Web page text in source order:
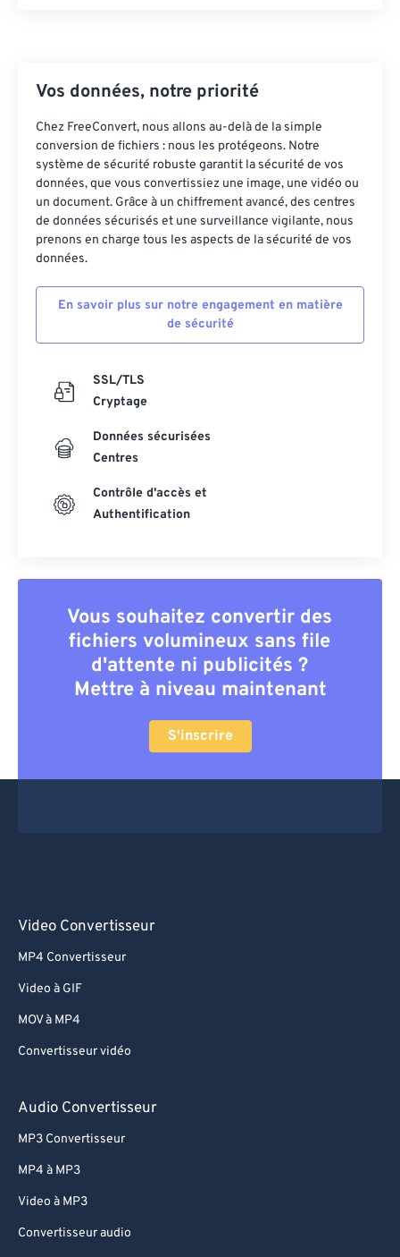
Vos données, notre priorité
Chez FreeConvert, nous allons au-delà de la simple
conversion de fichiers : nous les protégeons. Notre
système de sécurité robuste garantit la sécurité de vos
données, que vous convertissiez une image, une vidéo ou
un document. Grâce à un chiffrement avancé, des centres
de données sécurisés et une surveillance vigilante, nous
prenons en charge tous les aspects de la sécurité de vos
données.
En savoir plus sur notre engagement en matière
de sécurité
SSL/TLS
Cryptage
Données sécurisées
Centres
Contrôle d'accès et
Authentification
Vous souhaitez convertir des
fichiers volumineux sans file
d'attente ni publicités ?
Mettre à niveau maintenant
S'inscrire
Video Convertisseur
MP4 Convertisseur
Video à GIF
MOV à MP4
Convertisseur vidéo
Audio Convertisseur
MP3 Convertisseur
MP4 à MP3
Video à MP3
Convertisseur audio